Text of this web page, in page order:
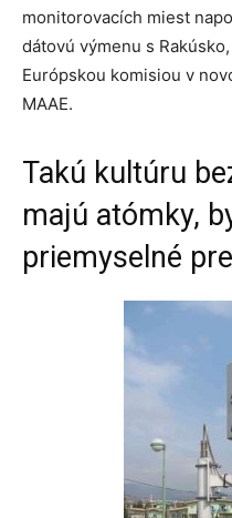
monitorovacích miest
dátovú výmenu s
Európskou komisiou v
MAAE.
Takú kultúru
majú atómky,
priemyselné